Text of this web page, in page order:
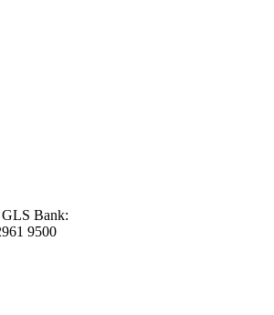
GLS Bank:
9500